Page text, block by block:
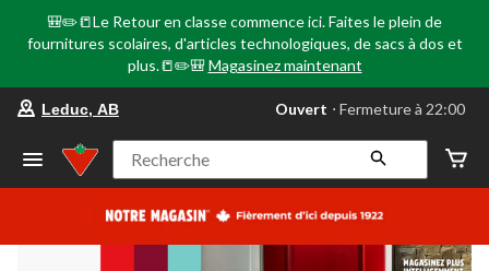
🎒✏️📒Le Retour en classe commence ici. Faites le plein de
fournitures scolaires, d'articles technologiques, de sacs à dos et
plus.📒✏️🎒 Magasinez maintenant
votre
préféré
Leduc,
AB,
courament
Fermeture
Leduc, AB Ouvert ⋅ Fermeture à 22:00
Recherche